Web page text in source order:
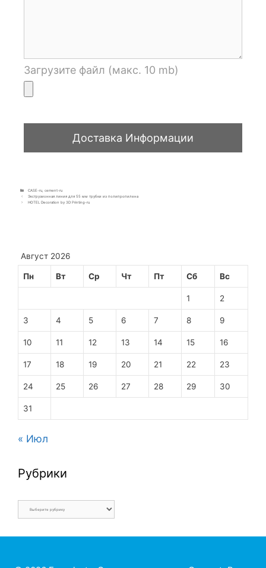
Загрузите файл (макс. 10 mb)
CASE-ru, cement-ru
Экструзионная линия для 55 мм трубки из полипропилена
HOTEL Decoration by 3D Printing-ru
Август 2026
Пн Вт Ср Чт Пт Сб Вс
1 2
3 4 5 6 7 8 9
10 11 12 13 14 15 16
17 18 19 20 21 22 23
24 25 26 27 28 29 30
31
« Июл
Рубрики